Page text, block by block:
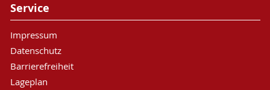
Service
Impressum
Datenschutz
Barrierefreiheit
Lageplan